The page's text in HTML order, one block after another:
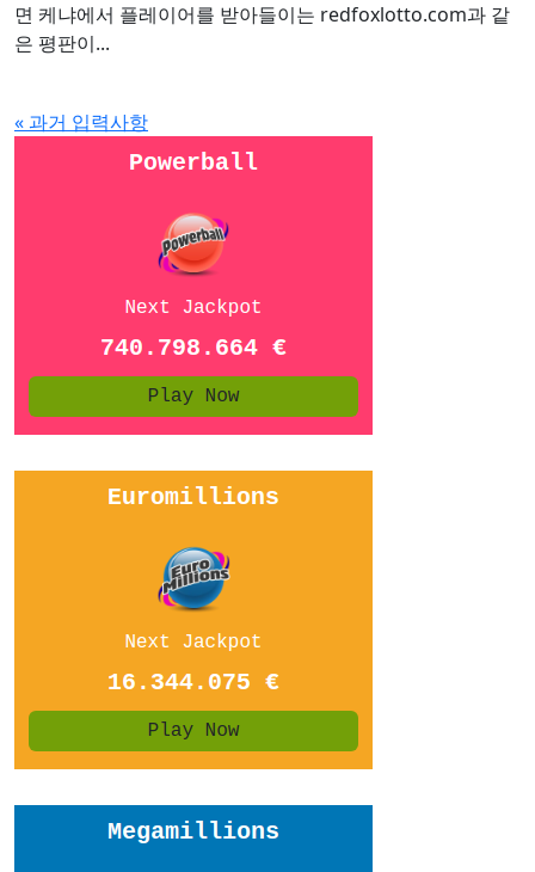
면 케냐에서 플레이어를 받아들이는 redfoxlotto.com과 같
은 평판이...
« 과거 입력사항